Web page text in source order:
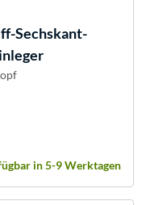
Sechskant-
in 5-9 Werktagen